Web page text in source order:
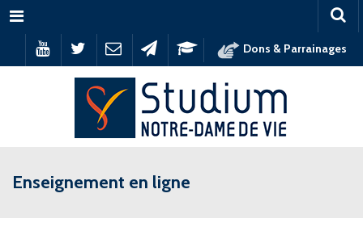
Menu
Dons & Parrainages
Enseignement en ligne